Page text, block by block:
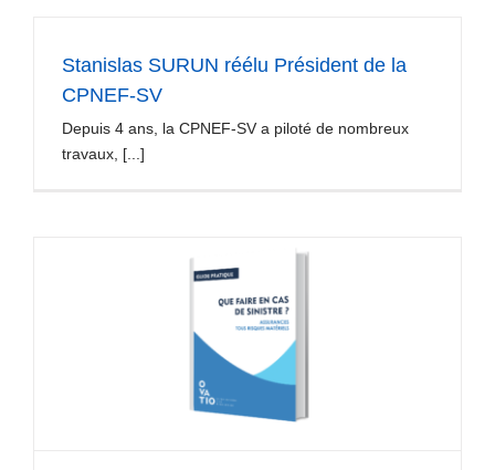
Stanislas SURUN réélu Président de la
CPNEF-SV
Depuis 4 ans, la CPNEF-SV a piloté de nombreux
travaux, [...]